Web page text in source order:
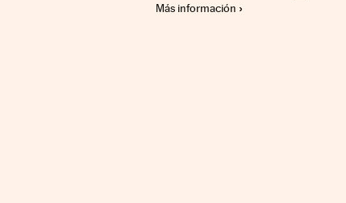
Más información